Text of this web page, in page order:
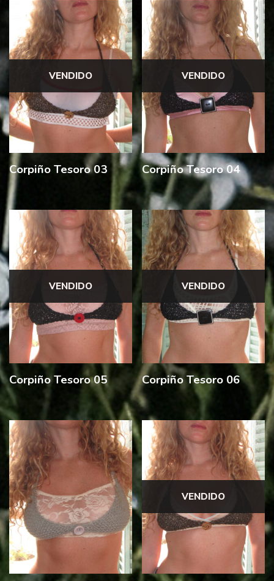
VENDIDO
Corpiño Tesoro 03
VENDIDO
Corpiño Tesoro 04
VENDIDO
Corpiño Tesoro 05
VENDIDO
Corpiño Tesoro 06
VENDIDO